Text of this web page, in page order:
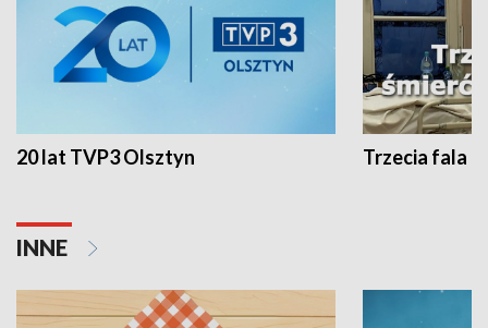
20 lat TVP3 Olsztyn Trzecia fala -
INNE